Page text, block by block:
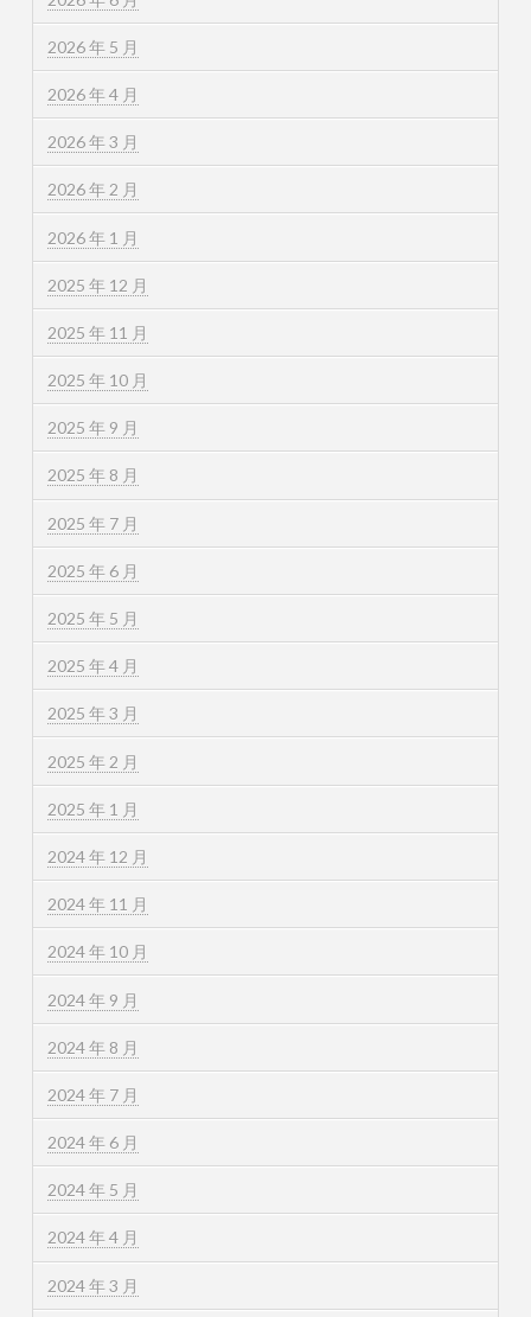
2026 年 5 月
2026 年 4 月
2026 年 3 月
2026 年 2 月
2026 年 1 月
2025 年 12 月
2025 年 11 月
2025 年 10 月
2025 年 9 月
2025 年 8 月
2025 年 7 月
2025 年 6 月
2025 年 5 月
2025 年 4 月
2025 年 3 月
2025 年 2 月
2025 年 1 月
2024 年 12 月
2024 年 11 月
2024 年 10 月
2024 年 9 月
2024 年 8 月
2024 年 7 月
2024 年 6 月
2024 年 5 月
2024 年 4 月
2024 年 3 月